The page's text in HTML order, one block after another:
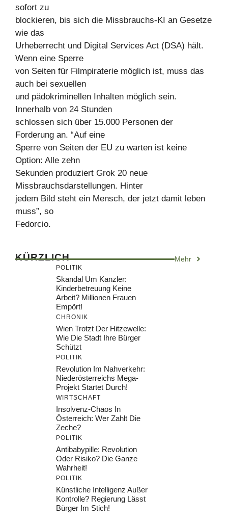
sofort zu
blockieren, bis sich die Missbrauchs-KI an Gesetze
wie das
Urheberrecht und Digital Services Act (DSA) hält.
Wenn eine Sperre
von Seiten für Filmpiraterie möglich ist, muss das
auch bei sexuellen
und pädokriminellen Inhalten möglich sein.
Innerhalb von 24 Stunden
schlossen sich über 15.000 Personen der
Forderung an. “Auf eine
Sperre von Seiten der EU zu warten ist keine
Option: Alle zehn
Sekunden produziert Grok 20 neue
Missbrauchsdarstellungen. Hinter
jedem Bild steht ein Mensch, der jetzt damit leben
muss”, so
Fedorcio.
KÜRZLICH Mehr
POLITIK
Skandal Um Kanzler:
Kinderbetreuung Keine
Arbeit? Millionen Frauen
Empört!
CHRONIK
Wien Trotzt Der Hitzewelle:
Wie Die Stadt Ihre Bürger
Schützt
POLITIK
Revolution Im Nahverkehr:
Niederösterreichs Mega-
Projekt Startet Durch!
WIRTSCHAFT
Insolvenz-Chaos In
Österreich: Wer Zahlt Die
Zeche?
POLITIK
Antibabypille: Revolution
Oder Risiko? Die Ganze
Wahrheit!
POLITIK
Künstliche Intelligenz Außer
Kontrolle? Regierung Lässt
Bürger Im Stich!